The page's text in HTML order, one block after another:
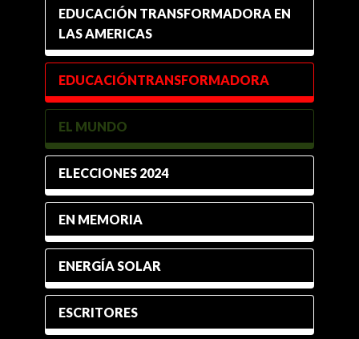
EDUCACIÓN TRANSFORMADORA EN
LAS AMERICAS
EDUCACIÓNTRANSFORMADORA
EL MUNDO
ELECCIONES 2024
EN MEMORIA
ENERGÍA SOLAR
ESCRITORES